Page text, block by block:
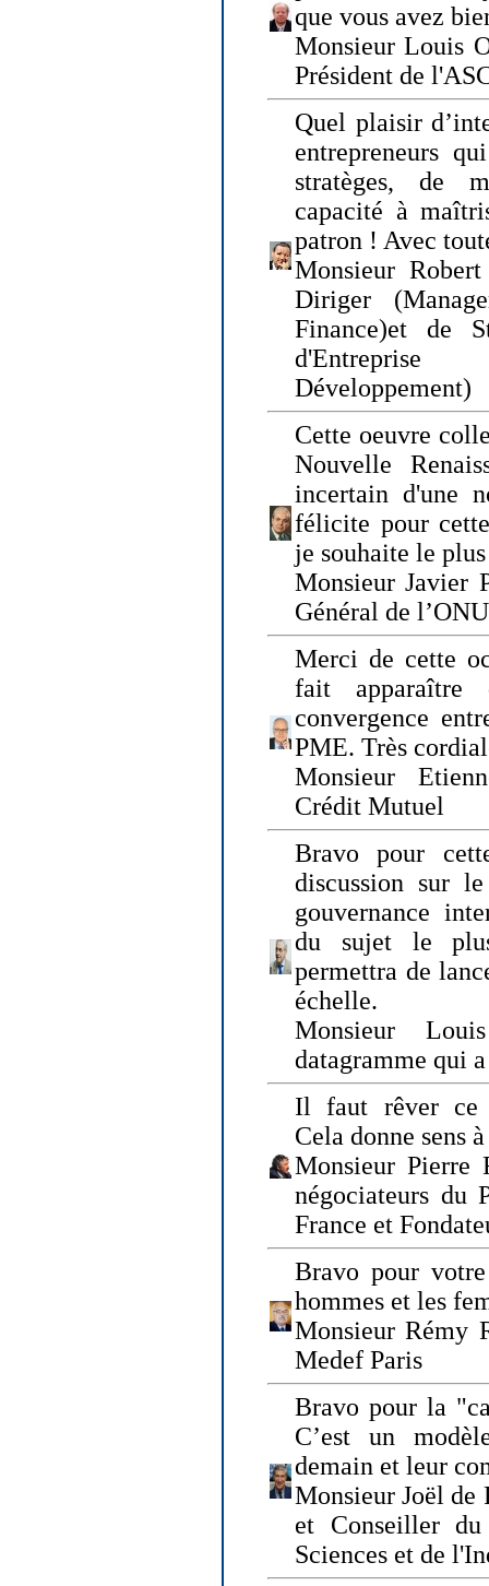
que vous avez
Monsieur Louis
Président de
Quel plaisir
entrepreneurs
stratèges, de
capacité à
patron ! Avec
Monsieur
Diriger
Finance)et de
Développement)
Cette oeuvre
Nouvelle
incertain d'une
félicite pour
je souhaite le
Monsieur Javier
Général de
Merci de cette
fait apparaître
convergence
PME. Très
Monsieur
Crédit Mutuel
Bravo pour
discussion sur
gouvernance
du sujet le
permettra de
échelle.
Monsieur
datagramme qui
Il faut rêver ce
Cela donne sens
Monsieur Pierre
négociateurs du
France et
Bravo pour
hommes et les
Monsieur Rémy
Medef Paris
Bravo pour la
C’est un
demain et leur
Monsieur Joël de
et Conseiller
Sciences et de